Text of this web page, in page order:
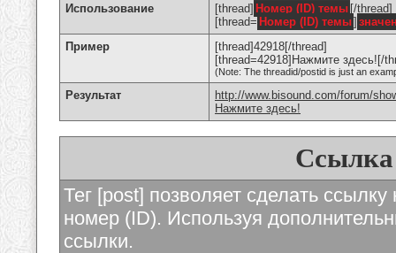
Использование [thread] Номер (ID) темы [/thread]
[thread= Номер (ID) темы]
Пример
[thread]42918[/thread]
[thread=42918]Нажмите здесь![/
(Note: The threadid/postid is just an
Результат
http://www.bisound.com/forum/
Нажмите здесь!
Ссылка
Тег [post] позволяет сделать
номер (ID). Используя
ссылки.